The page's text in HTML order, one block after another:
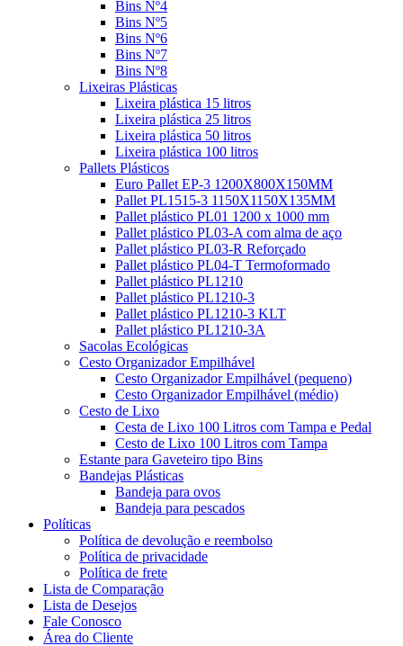
Bins Nº4
Bins Nº5
Bins Nº6
Bins Nº7
Bins Nº8
Lixeiras Plásticas
Lixeira plástica 15 litros
Lixeira plástica 25 litros
Lixeira plástica 50 litros
Lixeira plástica 100 litros
Pallets Plásticos
Euro Pallet EP-3 1200X800X150MM
Pallet PL1515-3 1150X1150X135MM
Pallet plástico PL01 1200 x 1000 mm
Pallet plástico PL03-A com alma de aço
Pallet plástico PL03-R Reforçado
Pallet plástico PL04-T Termoformado
Pallet plástico PL1210
Pallet plástico PL1210-3
Pallet plástico PL1210-3 KLT
Pallet plástico PL1210-3A
Sacolas Ecológicas
Cesto Organizador Empilhável
Cesto Organizador Empilhável (pequeno)
Cesto Organizador Empilhável (médio)
Cesto de Lixo
Cesta de Lixo 100 Litros com Tampa e Pedal
Cesto de Lixo 100 Litros com Tampa
Estante para Gaveteiro tipo Bins
Bandejas Plásticas
Bandeja para ovos
Bandeja para pescados
Políticas
Política de devolução e reembolso
Política de privacidade
Política de frete
Lista de Comparação
Lista de Desejos
Fale Conosco
Área do Cliente